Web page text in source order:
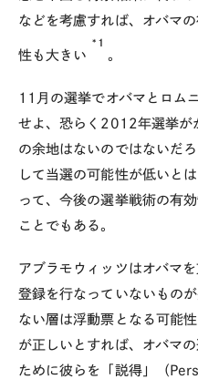
などを考慮すれば、オバマ
性も大きい
*1
。
11月の選挙でオバマとロム
せよ、恐らく2012年選挙が
の余地はないのではないだ
して当選の可能性が低いと
って、今後の選挙戦術の有
ことでもある。
アブラモウィッツはオバマ
登録を行なっていないもの
ない層は浮動票となる可能
が正しいとすれば、オバマ
ために彼らを「説得」（